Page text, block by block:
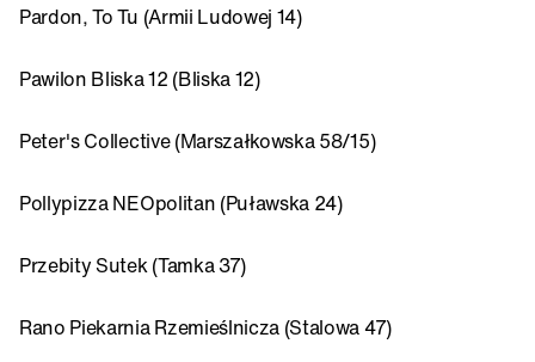
Pardon, To Tu (Armii Ludowej 14)
Pawilon Bliska 12 (Bliska 12)
Peter's Collective (Marszałkowska 58/15)
Pollypizza NEOpolitan (Puławska 24)
Przebity Sutek (Tamka 37)
Rano Piekarnia Rzemieślnicza (Stalowa 47)